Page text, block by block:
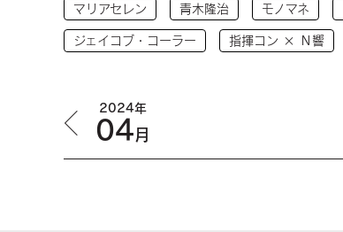
マリアセレン 青木隆治 モノマネ
ジェイコブ・コーラー 指揮コン × Ｎ響
2024年
04月